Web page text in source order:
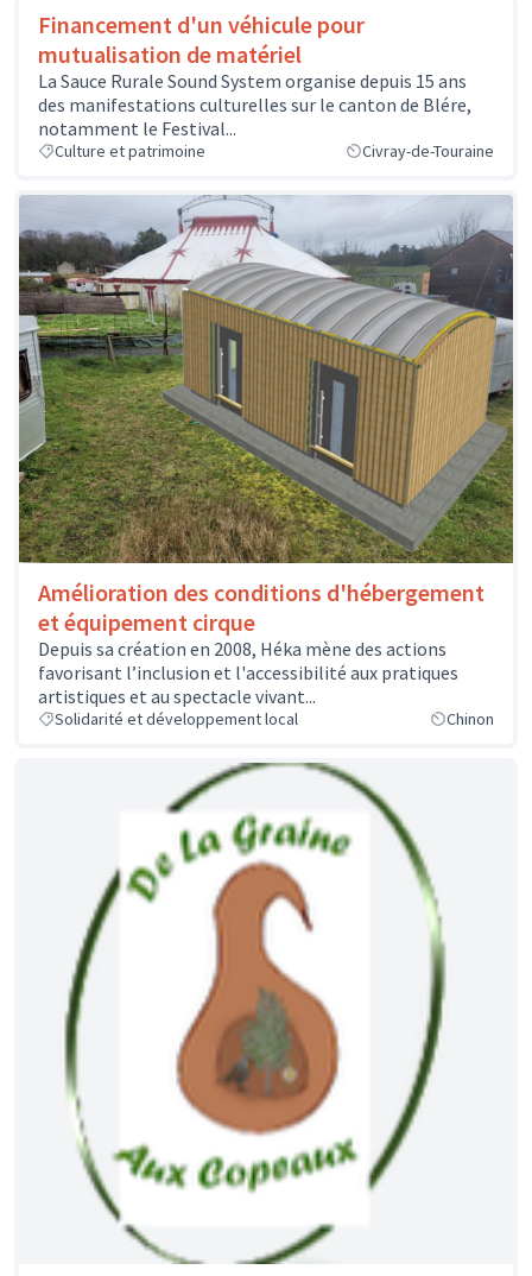
Financement d'un véhicule pour
mutualisation de matériel
La Sauce Rurale Sound System organise depuis 15 ans
des manifestations culturelles sur le canton de Blére,
notamment le Festival...
Culture et patrimoine Civray-de-Touraine
Amélioration des conditions d'hébergement
et équipement cirque
Depuis sa création en 2008, Héka mène des actions
favorisant l’inclusion et l'accessibilité aux pratiques
artistiques et au spectacle vivant...
Solidarité et développement local Chinon